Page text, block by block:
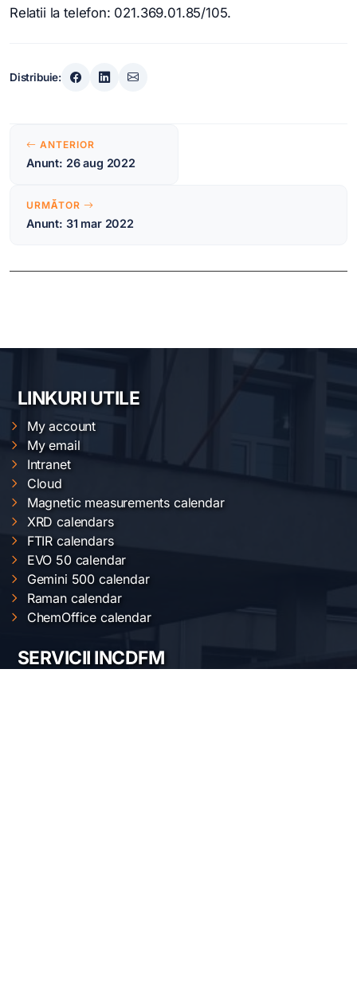
Relatii la telefon: 021.369.01.85/105.
Distribuie:
Navigare
în
ANTERIOR
Anunt: 26 aug 2022
URMĂTOR
Anunt: 31 mar 2022
LINKURI UTILE
My account
My email
Intranet
Cloud
Magnetic measurements calendar
XRD calendars
FTIR calendars
EVO 50 calendar
Gemini 500 calendar
Raman calendar
ChemOffice calendar
SERVICII INCDFM